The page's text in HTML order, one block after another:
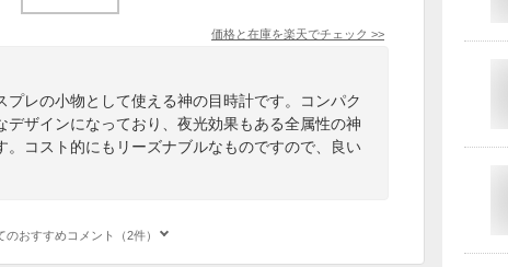
価格と在庫を楽天でチェック >>
レの小物として使える神の目時計です。コンパク
デザインになっており、夜光効果もある全属性の神
。コスト的にもリーズナブルなものですので、良い
のおすすめコメント（2件）